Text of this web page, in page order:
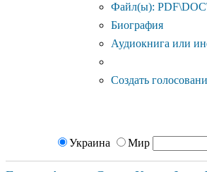
Файл(ы):
Биография
Аудиокнига или
Создать
Украина Мир